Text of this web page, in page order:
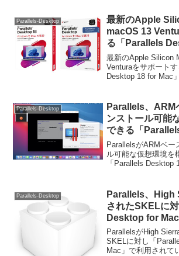
Parallels-Desktop
最新のApple
macOS 13
る「Parallels
Mac」のRetail
り発売開始。
最新のApple Silicon
Venturaをサポート
Desktop 18 for Mac
Parallels-Desktop
Parallels、ARM
ンストール可能
できる「
for M1 Mac
を公開。ARM版
想化可能。
ParallelsがARMベー
ル可能な仮想環境を
「Parallels Desktop
Parallels-Desktop
Parallels、High
されたSKELに
Desktop for
いるシステム拡
ParallelsがHigh
SKELに対し「
Mac」で利用されて